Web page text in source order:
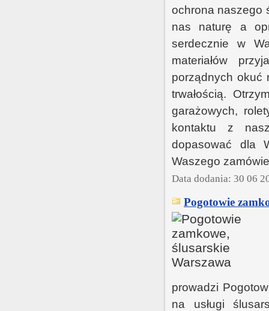
ochrona naszego
nas naturę a
serdecznie w
materiałów
porządnych okuć
trwałością.
garażowych,
kontaktu z
dopasować dla
Waszego
Data dodania: 30 06
Pogotowie
prowadzi
na usługi